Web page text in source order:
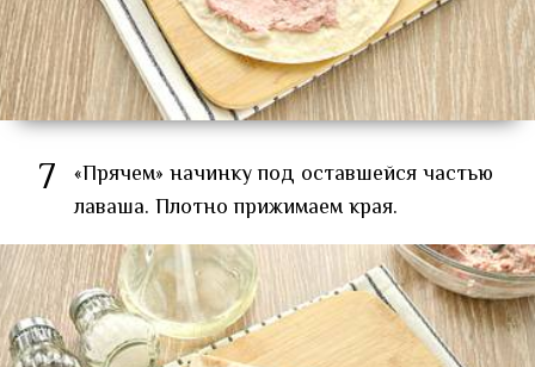
7 «Прячем» начинку под оставшейся частью
лаваша. Плотно прижимаем края.